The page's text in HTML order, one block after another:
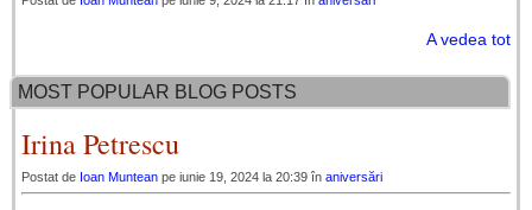
A vedea tot
MOST POPULAR BLOG POSTS
Irina Petrescu
Postat de Ioan Muntean pe iunie 19, 2024 la 20:39 în aniversări